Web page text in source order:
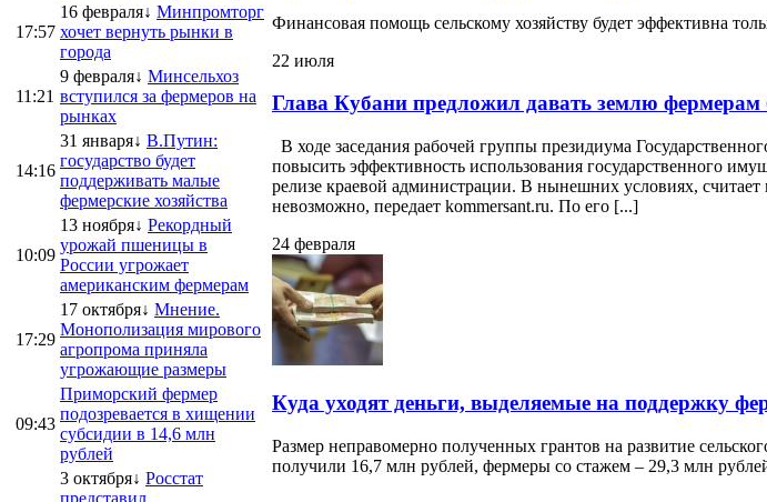
17:57
16 февраля↓ Минпромторг
хочет вернуть рынки в
города
11:21
9 февраля↓ Минсельхоз
вступился за фермеров на
рынках
14:16
31 января↓ В.Путин:
государство будет
поддерживать малые
фермерские хозяйства
10:09
13 ноября↓ Рекордный
урожай пшеницы в
России угрожает
американским фермерам
17:29
17 октября↓ Мнение.
Монополизация мирового
агропрома приняла
угрожающие размеры
09:43
Приморский фермер
подозревается в хищении
субсидии в 14,6 млн
рублей
3 октября↓ Росстат
представил
Финансовая помощь сельскому хозяйству будет эффективна
22 июля
Глава Кубани предложил давать землю фермерам
В ходе заседания рабочей группы президиума
повысить эффективность использования государственного
релизе краевой администрации. В нынешних условиях, считает
невозможно, передает kommersant.ru. По его [...]
24 февраля
Куда уходят деньги, выделяемые на поддержку
Размер неправомерно полученных грантов на развитие
получили 16,7 млн рублей, фермеры со стажем – 29,3 млн